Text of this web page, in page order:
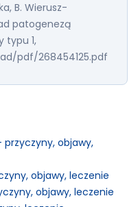
B. Wierusz-
patogenezą
typu 1,
pdf/268454125.pdf
objawy,
objawy, leczenie
objawy, leczenie